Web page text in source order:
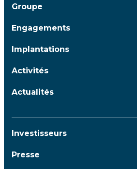
Groupe
Engagements
Implantations
Activités
Actualités
Investisseurs
Presse